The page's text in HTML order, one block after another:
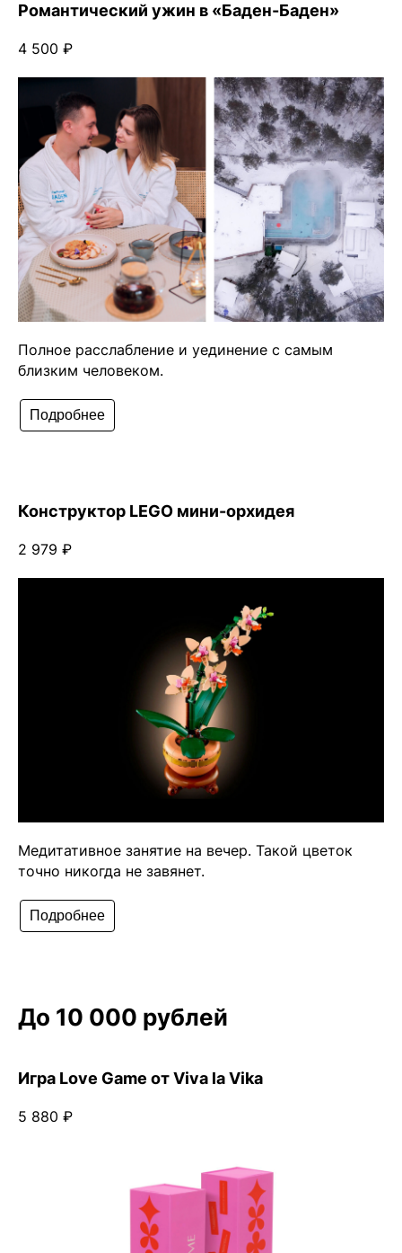
Романтический ужин в «Баден-Баден»
4 500 ₽
Полное расслабление и уединение с самым
близким человеком.
Подробнее
Конструктор LEGO мини-орхидея
2 979 ₽
Медитативное занятие на вечер. Такой цветок
точно никогда не завянет.
Подробнее
До 10 000 рублей
Игра Love Game от Viva la Vika
5 880 ₽